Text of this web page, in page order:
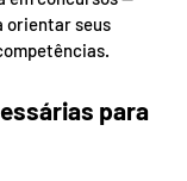
orientar seus
para